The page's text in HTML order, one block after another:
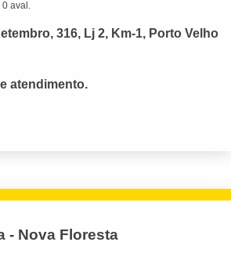
0 aval.
316, Lj 2, Km-1, Porto Velho
atendimento.
- Nova Floresta